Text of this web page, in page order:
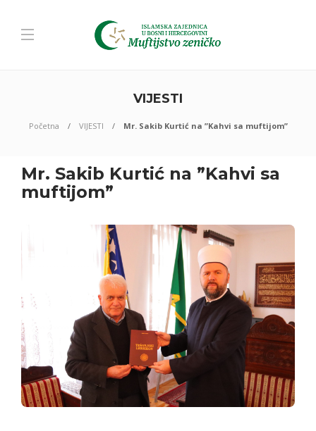
VIJESTI
Početna VIJESTI Mr. Sakib Kurtić na ”Kahvi sa muftijom”
Mr. Sakib Kurtić na ”Kahvi sa
muftijom”